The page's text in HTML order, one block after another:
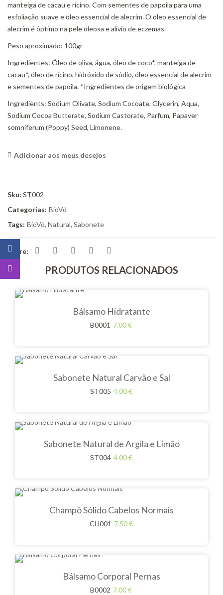
manteiga de cacau e rícino. Com sementes de papoila para uma
esfoliação suave e óleo essencial de alecrim. O óleo essencial de
alecrim é óptimo na pele oleosa e alivio de eczemas.
Peso aproximado: 100gr
Ingredientes: Óleo de oliva, água, óleo de coco*, manteiga de
cacau*, óleo de rícino, hidróxido de sódio, óleo essencial de alecrim
e sementes de papoila. *Ingredientes de origem biológica
Ingredients: Sodium Olivate, Sodium Cocoate, Glycerin, Aqua,
Sodium Cocoa Butterate, Sodium Castorate, Parfum, Papaver
somniferum (Poppy) Seed, Limonene.
Adicionar aos meus desejos
Sku: ST002
Categorias: BioVó
Tags: BioVó, Natural, Sabonete
Share:
PRODUTOS RELACIONADOS
Bálsamo Hidratante
B0001 7.00€
Sabonete Natural Carvão e Sal
ST005 4.00€
Sabonete Natural de Argila e Limão
ST004 4.00€
Champô Sólido Cabelos Normais
CH001 7.50€
Bálsamo Corporal Pernas
B0002 7.00€